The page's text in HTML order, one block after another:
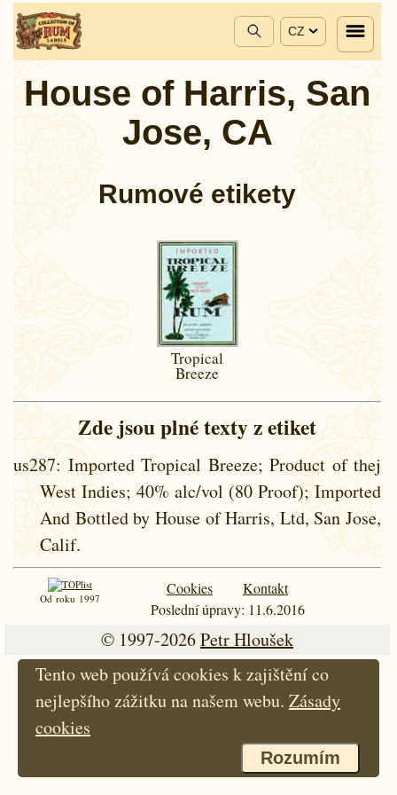
CZ
House of Harris, San
Jose, CA
Rumové etikety
Tropical
Breeze
Zde jsou plné texty z etiket
us287: Imported Tropical Breeze; Product of thej
West Indies; 40% alc/vol (80 Proof); Imported
And Bottled by House of Harris, Ltd, San Jose,
Calif.
Od roku 1997
Cookies
Kontakt
Poslední úpravy: 11.6.2016
© 1997-2026Petr Hloušek
Tento web používá cookies k zajištění co
nejlepšího zážitku na našem webu. Zásady
cookies
Rozumím